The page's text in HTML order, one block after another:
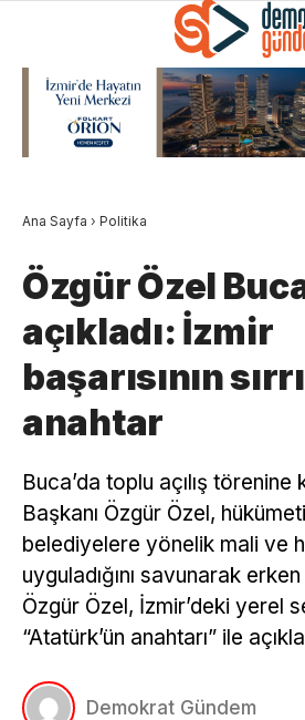
Ana Sayfa › Politika
Özgür Özel
açıkladı: İzmir
başarısının
anahtar
Buca’da toplu açılış törenine
Başkanı Özgür Özel,
belediyelere yönelik mali ve
uyguladığını savunarak
Özgür Özel, İzmir’deki yerel
“Atatürk’ün anahtarı” ile
Demokrat Gündem